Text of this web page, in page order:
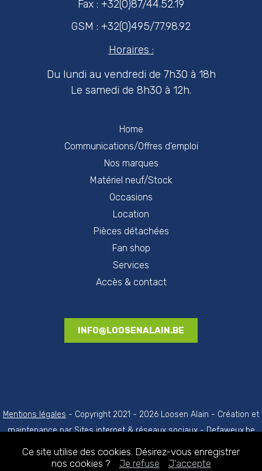
Home
Communications/Offres d'emploi
Nos marques
Matériel neuf/Stock
Occasions
Location
Pièces détachées
Fan shop
Services
Accès & contact
INFO@LOOSENALAIN.BE
Fax : +32(0)87/44.52.19
GSM : +32(0)495/77.98.92
Horaires :
Du lundi au vendredi de 7h30 à 18h
Le samedi de 8h30 à 12h.
Mentions légales - Copyright 2021 - 2026 Loosen Alain - Création et
maintenance parSites internet & réseaux sociaux - Defaweux.be
(Création de site internet région de Liège)
Ce site utilise des cookies. Désirez-vous enregistrer
nos cookies ?
Je refuse J’accepte